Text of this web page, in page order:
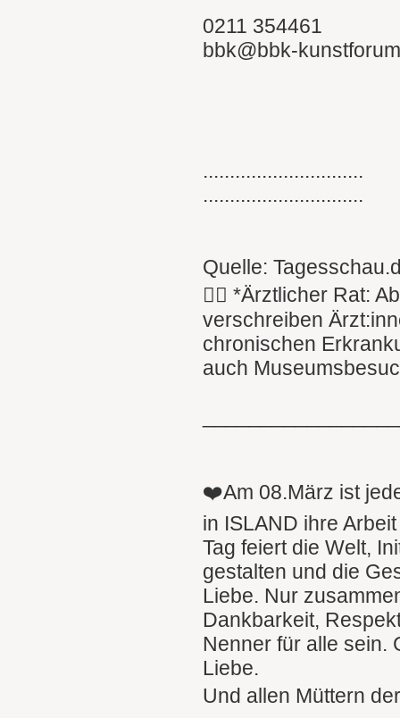
0211 354461
bbk@bbk-
..............................
..............................
Quelle:
👩‍⚕️ *Ärztlicher Rat:
verschreiben
chronischen
auch
❤️Am 08.März ist
in ISLAND ihre
Tag feiert die Welt,
gestalten und die
Liebe. Nur
Dankbarkeit,
Nenner für alle sein.
Liebe.
Und allen Müttern